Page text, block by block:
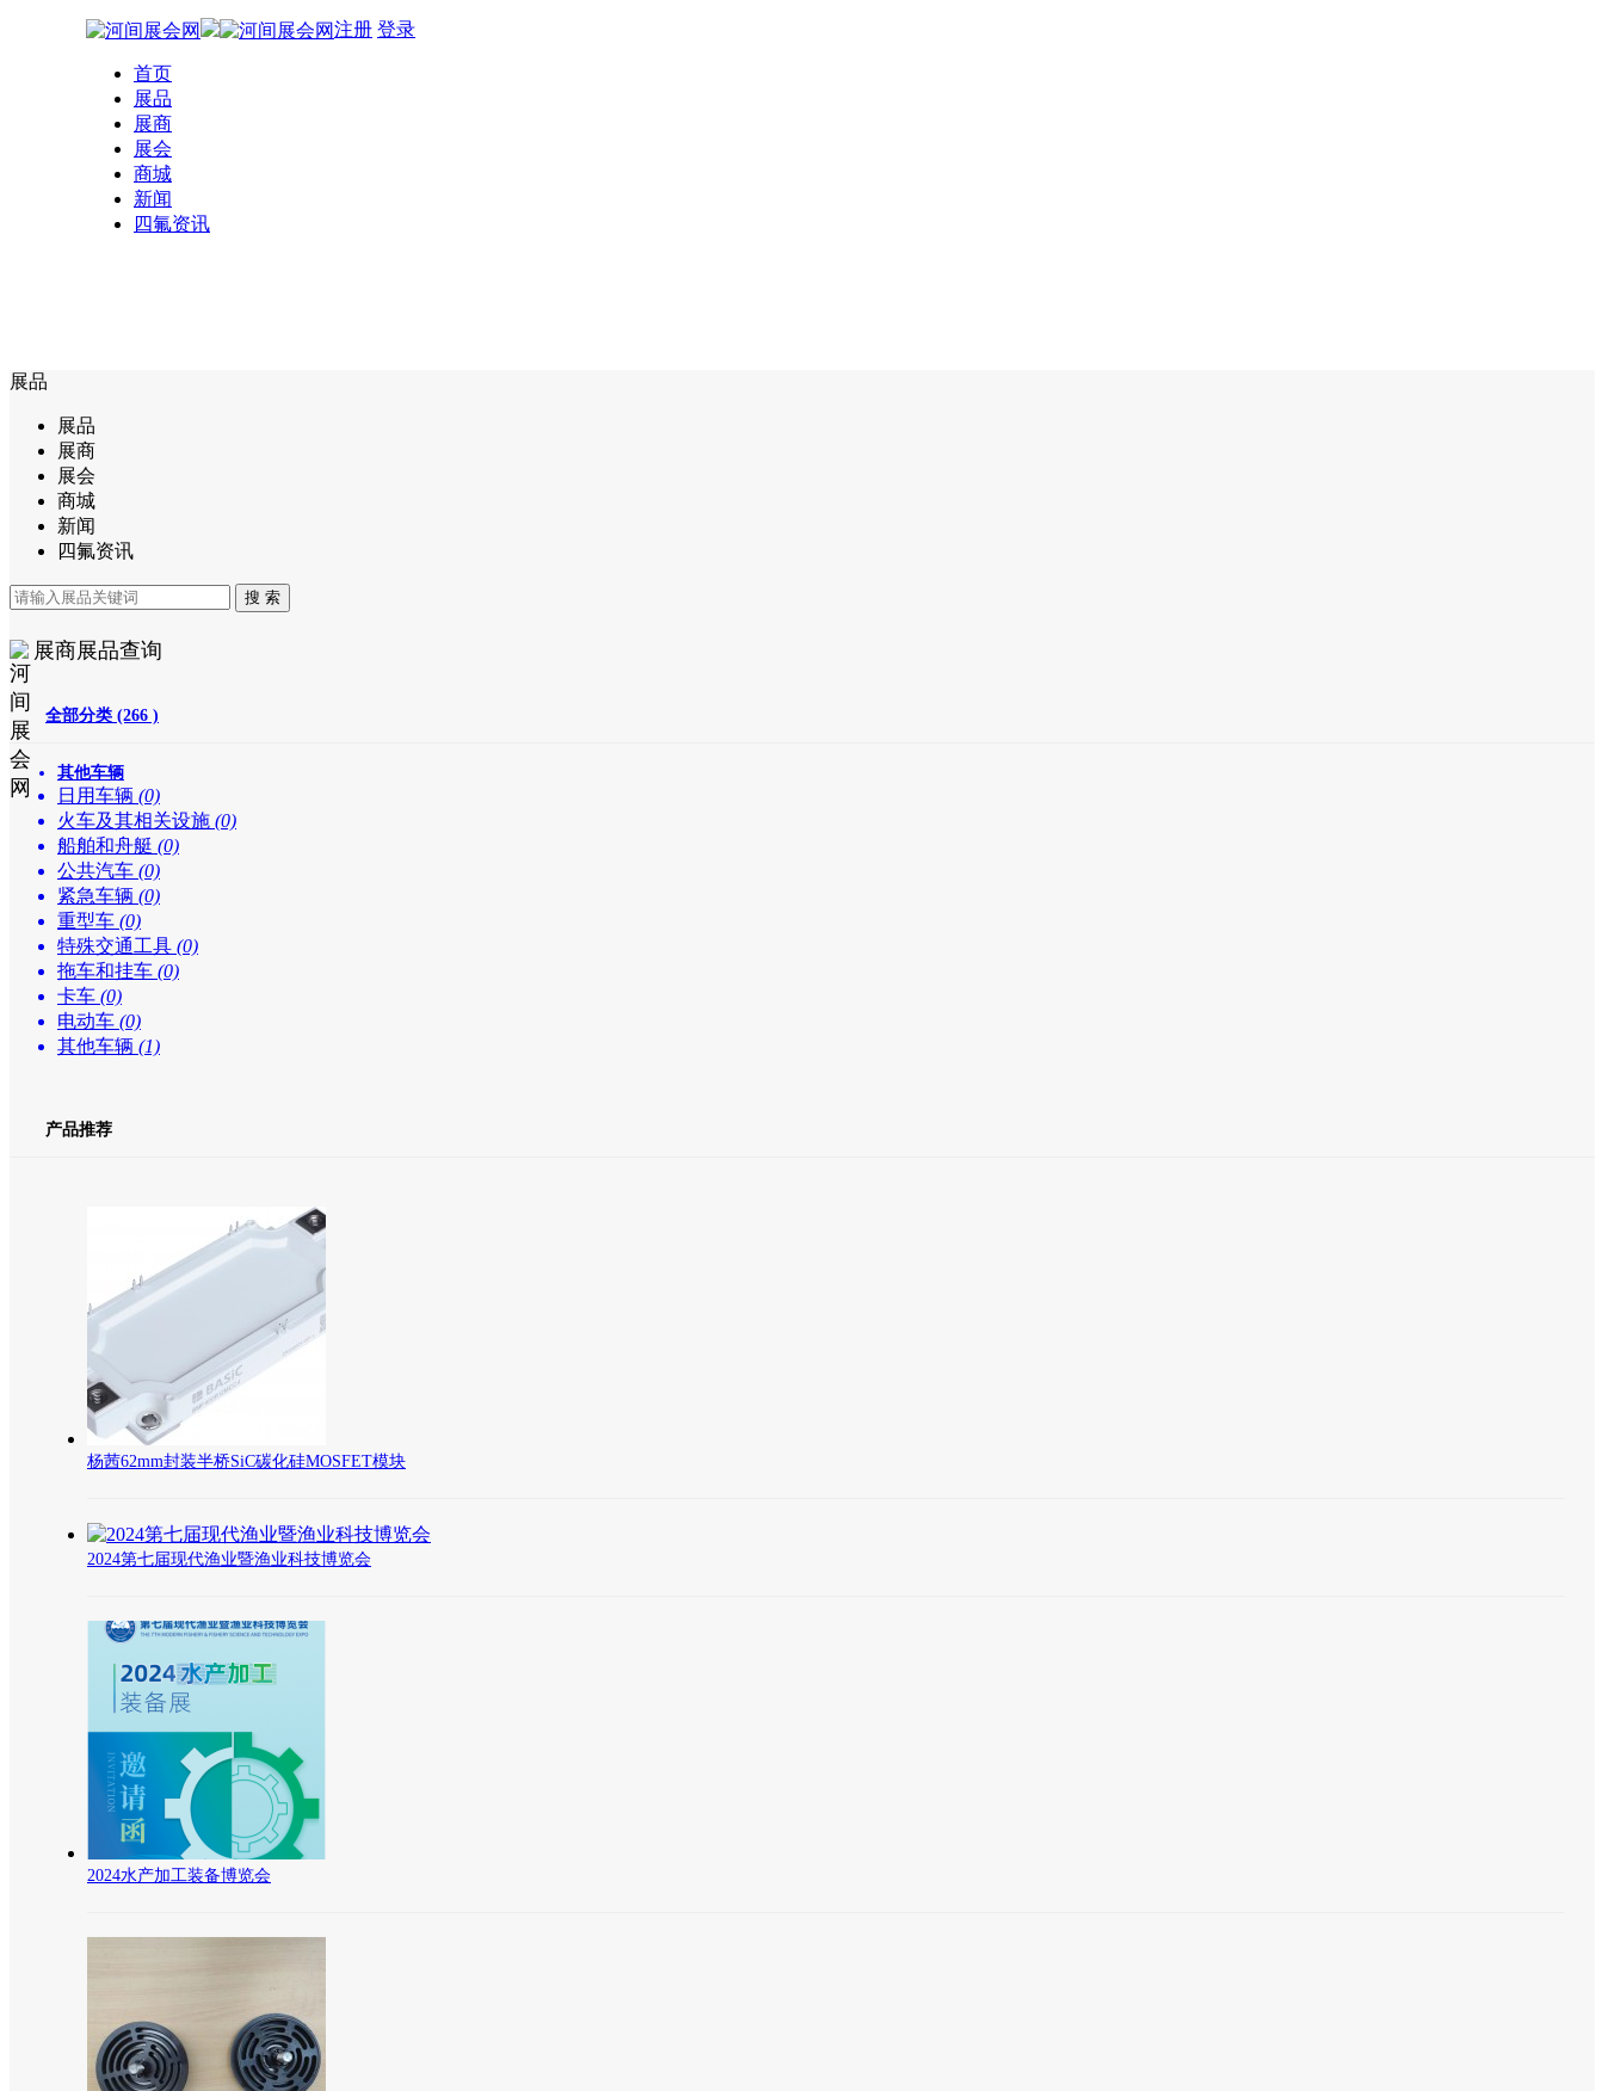
注册 登录
首页
展品
展商
展会
商城
新闻
四氟资讯
展品
展品
展商
展会
商城
新闻
四氟资讯
展商展品查询
全部分类 (266 )
其他车辆
日用车辆 (0)
火车及其相关设施 (0)
船舶和舟艇 (0)
公共汽车 (0)
紧急车辆 (0)
重型车 (0)
特殊交通工具 (0)
拖车和挂车 (0)
卡车 (0)
电动车 (0)
其他车辆 (1)
产品推荐
杨茜62mm封装半桥SiC碳化硅MOSFET模块
2024第七届现代渔业暨渔业科技博览会
2024水产加工装备博览会